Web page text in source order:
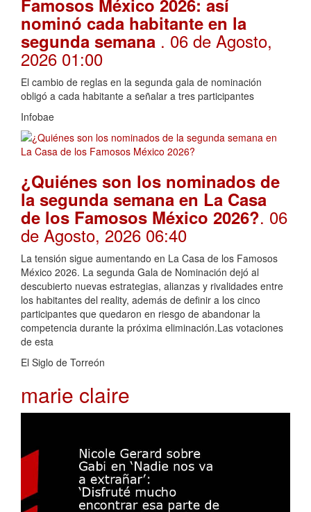
Famosos México 2026: así
nominó cada habitante en la
segunda semana . 06 de Agosto,
2026 01:00
El cambio de reglas en la segunda gala de nominación
obligó a cada habitante a señalar a tres participantes
Infobae
¿Quiénes son los nominados de
la segunda semana en La Casa
de los Famosos México 2026?. 06
de Agosto, 2026 06:40
La tensión sigue aumentando en La Casa de los Famosos
México 2026. La segunda Gala de Nominación dejó al
descubierto nuevas estrategias, alianzas y rivalidades entre
los habitantes del reality, además de definir a los cinco
participantes que quedaron en riesgo de abandonar la
competencia durante la próxima eliminación.Las votaciones
de esta
El Siglo de Torreón
marie claire